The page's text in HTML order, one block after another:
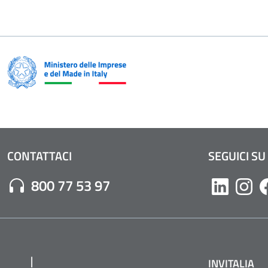
CONTATTACI
Numero di Telefono:
800 77 53 97
SEGUICI SU
Likedin
INVITALIA